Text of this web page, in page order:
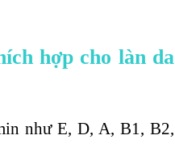
hợp cho làn da
như E, D, A, B1, B2,